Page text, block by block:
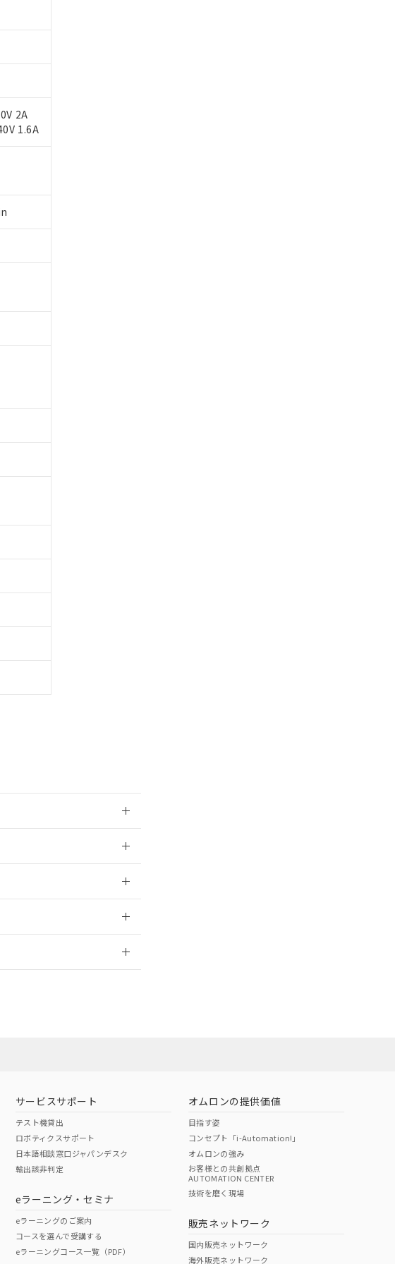
2A
1.6A
O O
当のオムロン制御機器販売店・
をご確認ください。
たは開示しないようお願いしま
I-Webメンバーズにご登録され
、当社および当社の共同利用者
囲で利用することをご了承くだ
共同利用者の範囲」に記載されて
を証明するものではありません。
の期間は出荷製品に未対応品が
がない限り、2022年1月12日よ
ます。
ます。
フェニルエーテル類) : 1000ppm、
酸ブチルベンジル) : 1000ppm、
。
刻な影響を及ぼさない年数を意
商品（以下｢規制貨物等」とい
の他武器並びにこれらの製造装
容を当該第三者に通知します。
れがある場合は、取り引きをい
はお客様担当のオムロン制御
サービスサポート
テスト機貸出
ロボティクスサポート
日本語相談窓口ジャパンデスク
輸出該非判定
eラーニング・セミナ
eラーニングのご案内
コースを選んで受講する
eラーニングコース一覧（PDF）
オムロンの提供価値
目指す姿
コンセプト「i-Automation!」
オムロンの強み
お客様との共創拠点
AUTOMATION CENTER
技術を磨く現場
販売ネットワーク
国内販売ネットワーク
海外販売ネットワーク